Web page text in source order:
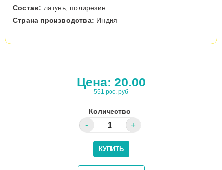
Состав: латунь, полирезин
Страна производства: Индия
Цена: 20.00
551 рос. руб
Количество